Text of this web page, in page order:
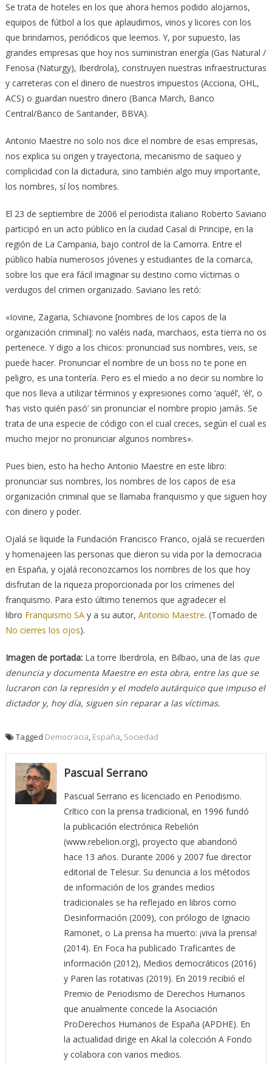
Se trata de hoteles en los que ahora hemos podido alojarnos,
equipos de fútbol a los que aplaudimos, vinos y licores con los
que brindamos, periódicos que leemos. Y, por supuesto, las
grandes empresas que hoy nos suministran energía (Gas Natural /
Fenosa (Naturgy), Iberdrola), construyen nuestras infraestructuras
y carreteras con el dinero de nuestros impuestos (Acciona, OHL,
ACS) o guardan nuestro dinero (Banca March, Banco
Central/Banco de Santander, BBVA).
Antonio Maestre no solo nos dice el nombre de esas empresas,
nos explica su origen y trayectoria, mecanismo de saqueo y
complicidad con la dictadura, sino también algo muy importante,
los nombres, sí los nombres.
El 23 de septiembre de 2006 el periodista italiano Roberto Saviano
participó en un acto público en la ciudad Casal di Principe, en la
región de La Campania, bajo control de la Camorra. Entre el
público había numerosos jóvenes y estudiantes de la comarca,
sobre los que era fácil imaginar su destino como víctimas o
verdugos del crimen organizado. Saviano les retó:
«Iovine, Zagaria, Schiavone [nombres de los capos de la
organización criminal]: no valéis nada, marchaos, esta tierra no os
pertenece. Y digo a los chicos: pronunciad sus nombres, veis, se
puede hacer. Pronunciar el nombre de un boss no te pone en
peligro, es una tontería. Pero es el miedo a no decir su nombre lo
que nos lleva a utilizar términos y expresiones como ‘aquél’, ‘él’, o
‘has visto quién pasó’ sin pronunciar el nombre propio jamás. Se
trata de una especie de código con el cual creces, según el cual es
mucho mejor no pronunciar algunos nombres».
Pues bien, esto ha hecho Antonio Maestre en este libro:
pronunciar sus nombres, los nombres de los capos de esa
organización criminal que se llamaba franquismo y que siguen hoy
con dinero y poder.
Ojalá se liquide la Fundación Francisco Franco, ojalá se recuerden
y homenajeen las personas que dieron su vida por la democracia
en España, y ojalá reconozcamos los nombres de los que hoy
disfrutan de la riqueza proporcionada por los crímenes del
franquismo. Para esto último tenemos que agradecer el
libro Franquismo SAy a su autor, Antonio Maestre. (Tomado de
No cierres los ojos).
Imagen de portada:La torre Iberdrola, en Bilbao, una de las que
denuncia y documenta Maestre en esta obra, entre las que se
lucraron con la represión y el modelo autárquico que impuso el
dictador y, hoy día, siguen sin reparar a las víctimas.
Tagged Democracia, España, Sociedad
Pascual Serrano
Pascual Serrano es licenciado en Periodismo.
Crítico con la prensa tradicional, en 1996 fundó
la publicación electrónica Rebelión
(www.rebelion.org), proyecto que abandonó
hace 13 años. Durante 2006 y 2007 fue director
editorial de Telesur. Su denuncia a los métodos
de información de los grandes medios
tradicionales se ha reflejado en libros como
Desinformación (2009), con prólogo de Ignacio
Ramonet, o La prensa ha muerto: ¡viva la prensa!
(2014). En Foca ha publicado Traficantes de
información (2012), Medios democráticos (2016)
y Paren las rotativas (2019). En 2019 recibió el
Premio de Periodismo de Derechos Humanos
que anualmente concede la Asociación
ProDerechos Humanos de España (APDHE). En
la actualidad dirige en Akal la colección A Fondo
y colabora con varios medios.